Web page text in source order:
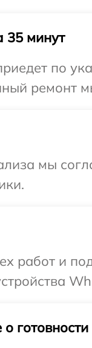
35 минут
по
ремонт
мы
работ и
готовности